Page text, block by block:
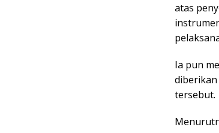
atas
Ia pun
diberikan
tersebut.